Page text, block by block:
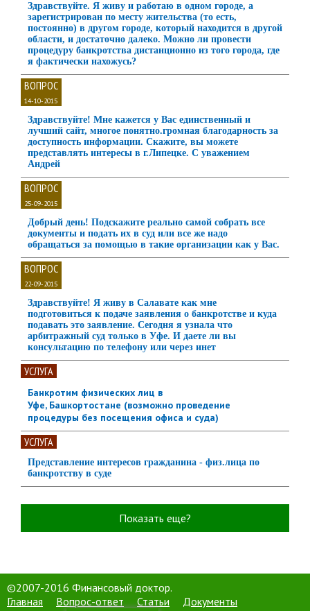
Здравствуйте. Я живу и работаю в одном городе, а
зарегистрирован по месту жительства (то есть,
постоянно) в другом городе, который находится в другой
области, и достаточно далеко. Можно ли провести
процедуру банкротства дистанционно из того города, где
я фактически нахожусь?
ВОПРОС
14-10-2015
Здравствуйте! Мне кажется у Вас единственный и
лучший сайт, многое понятно.громная благодарность за
доступность информации. Скажите, вы можете
представлять интересы в г.Липецке. С уважением
Андрей
ВОПРОС
25-09-2015
Добрый день! Подскажите реально самой собрать все
документы и подать их в суд или все же надо
обращаться за помощью в такие организации как у Вас.
ВОПРОС
22-09-2015
Здравствуйте! Я живу в Салавате как мне
подготовиться к подаче заявления о банкротстве и куда
подавать это заявление. Сегодня я узнала что
арбитражный суд только в Уфе. И даете ли вы
консультацию по телефону или через инет
УСЛУГА
Банкротим физических лиц в
Уфе, Башкортостане (возможно проведение
процедуры без посещения офиса и суда)
УСЛУГА
Представление интересов гражданина - физ.лица по
банкротству в суде
Показать еще?
©2007-2016 Финансовый доктор.
Главная
Вопрос-ответ Статьи
Документы